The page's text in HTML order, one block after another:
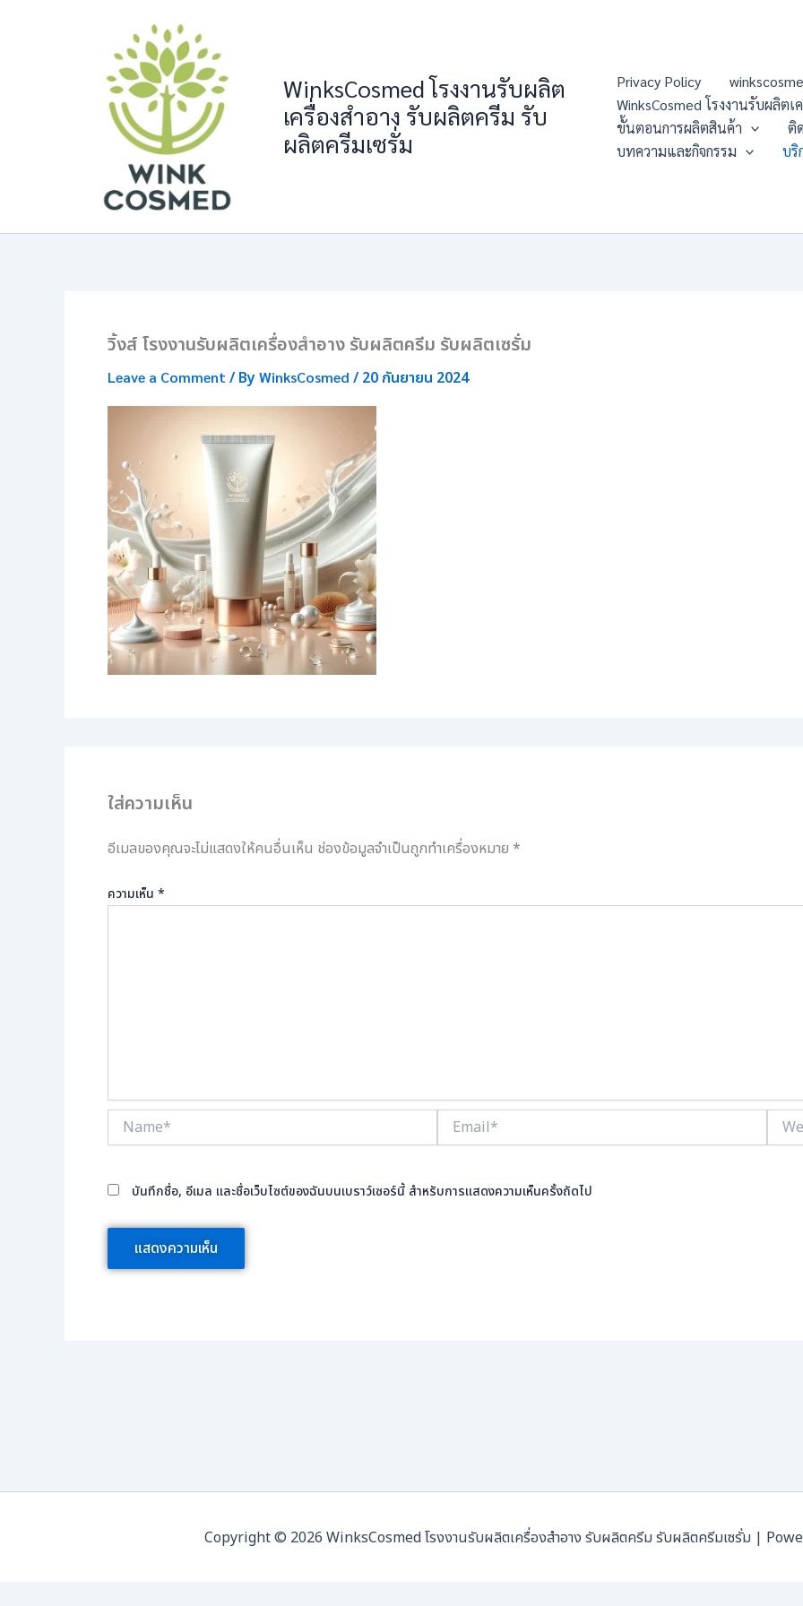
WinksCosmed โรงงานรับผลิต
เครื่องสำอาง รับผลิตครีม รับ
ผลิตครีมเซรั่ม
Privacy Policy
WinksCosmed โรงงานรับผลิต
ขั้นตอนการผลิตสินค้า
ติ
บทความและกิจกรรม
บริ
วิ้งส์ โรงงานรับผลิตเครื่องสำอาง รับผลิตครีม รับผลิตเซรั่ม
Leave a Comment / ByWinksCosmed / 20 กันยายน 2024
ใส่ความเห็น
อีเมลของคุณจะไม่แสดงให้คนอื่นเห็น ช่องข้อมูลจำเป็นถูกทำเครื่องหมาย *
ความเห็น *
Name* Email*
บันทึกชื่อ, อีเมล และชื่อเว็บไซต์ของฉันบนเบราว์เซอร์นี้ สำหรับการแสดงความเห็นครั้งถัดไป
Copyright © 2026 WinksCosmed โรงงานรับผลิตเครื่องสำอาง รับผลิตครีม รับผลิตครีมเซรั่ม |